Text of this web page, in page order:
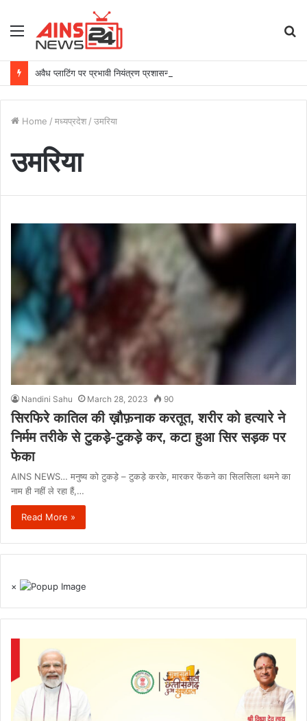
Menu
अवैध प्लाटिंग पर प्रभावी नियंत्रण प्रशासन की प्राथमिकता – डॉ.गौरव सिंह
Home / मध्यप्रदेश / उमरिया
उमरिया
Nandini Sahu March 28, 2023 90
सिरफिरे कातिल की ख़ौफ़नाक करतूत, शरीर को हत्यारे ने
निर्मम तरीके से टुकड़े-टुकड़े कर, कटा हुआ सिर सड़क पर
फेका
AINS NEWS… मनुष्य को टुकड़े – टुकड़े करके, मारकर फेंकने का सिलसिला थमने का
नाम ही नहीं ले रहा हैं,…
Read More »
×